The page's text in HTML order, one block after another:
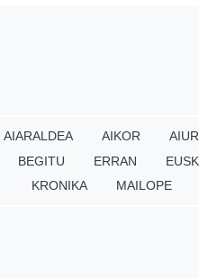
AIARALDEA AIKOR
BEGITU
ERRAN
KRONIKA
MAILOPE